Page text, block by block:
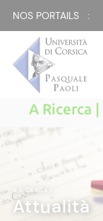
NOS PORTAILS :
A Ricerca |
A RICERCA
Attualità